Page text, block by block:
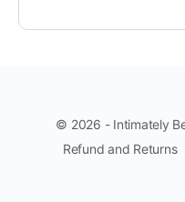
© 2026 - Intimately
Refund and Returns